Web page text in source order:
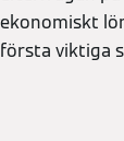
ekonomiskt
första viktiga